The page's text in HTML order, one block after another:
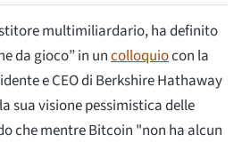
multimiliardario, ha definito
da gioco” in uncolloquiocon la
e CEO di Berkshire Hathaway
sua visione pessimistica delle
che mentre Bitcoin "non ha alcun